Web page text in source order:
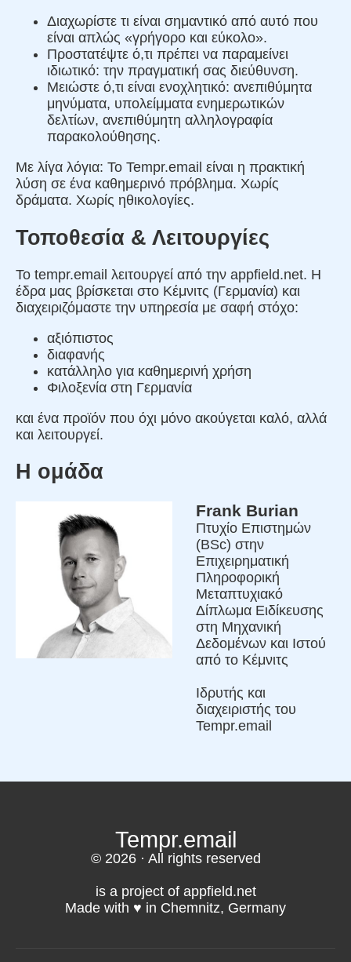
Διαχωρίστε τι είναι σημαντικό από αυτό που
είναι απλώς «γρήγορο και εύκολο».
Προστατέψτε ό,τι πρέπει να παραμείνει
ιδιωτικό: την πραγματική σας διεύθυνση.
Μειώστε ό,τι είναι ενοχλητικό: ανεπιθύμητα
μηνύματα, υπολείμματα ενημερωτικών
δελτίων, ανεπιθύμητη αλληλογραφία
παρακολούθησης.
Με λίγα λόγια: Το Tempr.email είναι η πρακτική
λύση σε ένα καθημερινό πρόβλημα. Χωρίς
δράματα. Χωρίς ηθικολογίες.
Τοποθεσία & Λειτουργίες
Το tempr.email λειτουργεί από την appfield.net. Η
έδρα μας βρίσκεται στο Κέμνιτς (Γερμανία) και
διαχειριζόμαστε την υπηρεσία με σαφή στόχο:
αξιόπιστος
διαφανής
κατάλληλο για καθημερινή χρήση
Φιλοξενία στη Γερμανία
και ένα προϊόν που όχι μόνο ακούγεται καλό, αλλά
και λειτουργεί.
Η ομάδα
Frank Burian
Πτυχίο Επιστημών
(BSc) στην
Επιχειρηματική
Πληροφορική
Μεταπτυχιακό
Δίπλωμα Ειδίκευσης
στη Μηχανική
Δεδομένων και Ιστού
από το Κέμνιτς
Ιδρυτής και
διαχειριστής του
Tempr.email
Tempr.email
© 2026 · All rights reserved
is a project of appfield.net
Made with ♥️ in Chemnitz, Germany